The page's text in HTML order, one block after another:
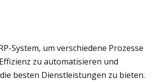
System, um verschiedene Prozesse
zu automatisieren und
besten Dienstleistungen zu bieten.